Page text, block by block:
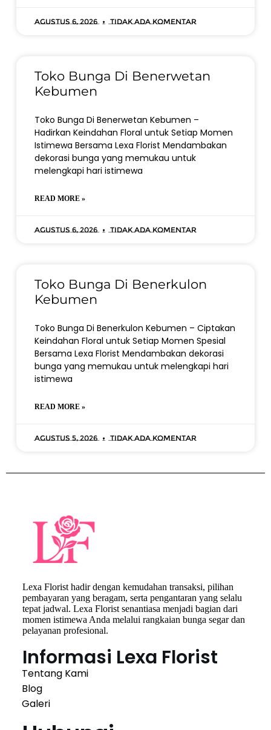
Agustus 6, 2026 Tidak ada komentar
Toko Bunga Di Benerwetan
Kebumen
Toko Bunga Di Benerwetan Kebumen –
Hadirkan Keindahan Floral untuk Setiap Momen
Istimewa Bersama Lexa Florist Mendambakan
dekorasi bunga yang memukau untuk
melengkapi hari istimewa
READ MORE »
Agustus 6, 2026 Tidak ada komentar
Toko Bunga Di Benerkulon
Kebumen
Toko Bunga Di Benerkulon Kebumen – Ciptakan
Keindahan Floral untuk Setiap Momen Spesial
Bersama Lexa Florist Mendambakan dekorasi
bunga yang memukau untuk melengkapi hari
istimewa
READ MORE »
Agustus 5, 2026 Tidak ada komentar
Lexa Florist hadir dengan kemudahan transaksi, pilihan
pembayaran yang beragam, serta pengantaran yang selalu
tepat jadwal. Lexa Florist senantiasa menjadi bagian dari
momen istimewa Anda melalui rangkaian bunga segar dan
pelayanan profesional.
Informasi Lexa Florist
Tentang Kami
Blog
Galeri